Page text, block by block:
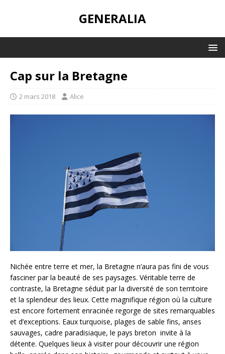
GENERALIA
Cap sur la Bretagne
2 mars 2018 Alice
Nichée entre terre et mer, la Bretagne n’aura pas fini de vous
fasciner par la beauté de ses paysages. Véritable terre de
contraste, la Bretagne séduit par la diversité de son territoire
et la splendeur des lieux. Cette magnifique région où la culture
est encore fortement enracinée regorge de sites remarquables
et d’exceptions. Eaux turquoise, plages de sable fins, anses
sauvages, cadre paradisiaque, le pays breton invite à la
détente. Quelques lieux à visiter pour découvrir une région